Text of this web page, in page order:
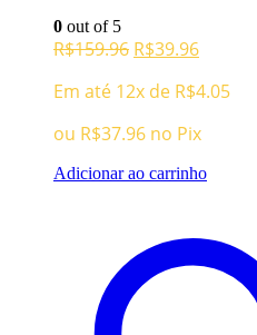
0 out of 5
R$159.96 O
original
era:
R$159.96.
R$39.96O
atual
R$39.96.
Em até 12x de R$4.05
ou R$37.96 no Pix
Adicionar ao carrinho